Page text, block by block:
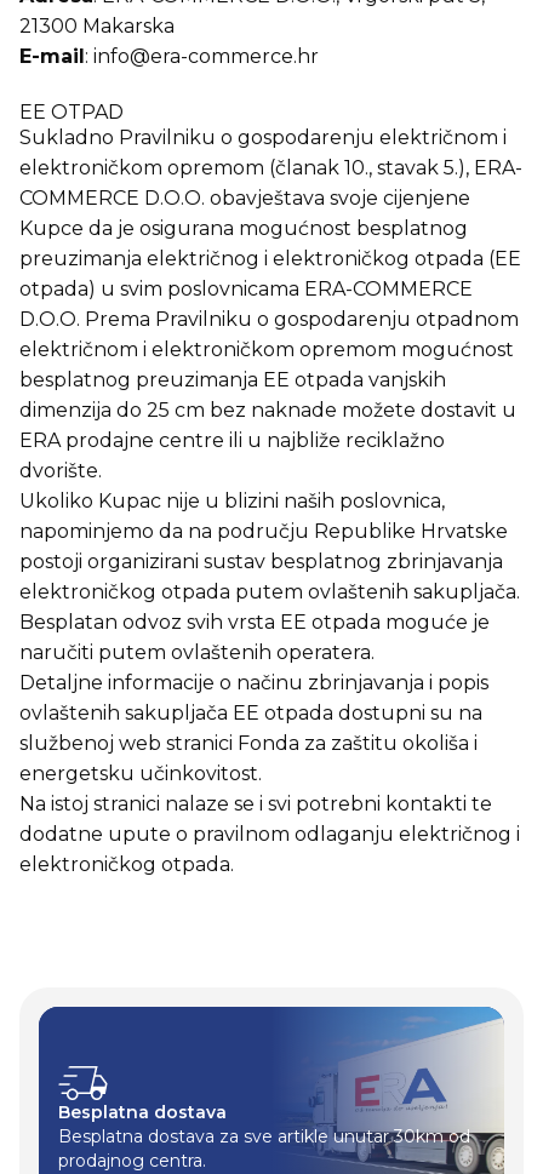
21300 Makarska
E-mail: info@era-commerce.hr
EE OTPAD
Sukladno Pravilniku o gospodarenju električnom i
elektroničkom opremom (članak 10., stavak 5.), ERA-
COMMERCE D.O.O. obavještava svoje cijenjene
Kupce da je osigurana mogućnost besplatnog
preuzimanja električnog i elektroničkog otpada (EE
otpada) u svim poslovnicama ERA-COMMERCE
D.O.O. Prema Pravilniku o gospodarenju otpadnom
električnom i elektroničkom opremom mogućnost
besplatnog preuzimanja EE otpada vanjskih
dimenzija do 25 cm bez naknade možete dostavit u
ERA prodajne centre ili u najbliže reciklažno
dvorište.
Ukoliko Kupac nije u blizini naših poslovnica,
napominjemo da na području Republike Hrvatske
postoji organizirani sustav besplatnog zbrinjavanja
elektroničkog otpada putem ovlaštenih sakupljača.
Besplatan odvoz svih vrsta EE otpada moguće je
naručiti putem ovlaštenih operatera.
Detaljne informacije o načinu zbrinjavanja i popis
ovlaštenih sakupljača EE otpada dostupni su na
službenoj web stranici Fonda za zaštitu okoliša i
energetsku učinkovitost.
Na istoj stranici nalaze se i svi potrebni kontakti te
dodatne upute o pravilnom odlaganju električnog i
elektroničkog otpada.
Besplatna dostava
Besplatna dostava za sve artikle unutar 30km od
prodajnog centra.